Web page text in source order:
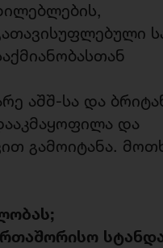
აშშ-სა და
და
გამოიტანა.